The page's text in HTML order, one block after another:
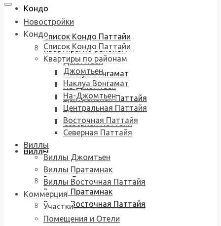
Кондо
Список Кондо Паттайи
Квартиры по районам
Джомтьен
Наклуа Вонгамат
На-Джомтьен
Центральная Паттайя
Восточная Паттайя
Северная Паттайя
Виллы
Виллы Джомтьен
Виллы Пратамнак
Виллы Восточная Паттайя
Новостройки
Кондо
Список Кондо Паттайи
Квартиры по районам
Джомтьен
Наклуа Вонгамат
На-Джомтьен
Центральная Паттайя
Восточная Паттайя
Северная Паттайя
Виллы
Виллы Джомтьен
Виллы Пратамнак
Виллы Восточная Паттайя
Коммерция
Участки
Помещения и Отели